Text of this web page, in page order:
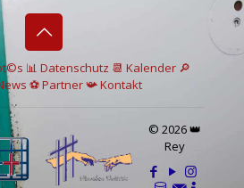
📊 Datenschutz 📆 Kalender 🔎
⚽Partner📯Kontakt
© 2026 👑
Rey